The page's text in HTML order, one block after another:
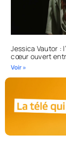
Jessica Vautor :
cœur ouvert
Voir »